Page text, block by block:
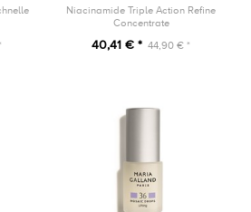
Niacinamide Triple Action Refine
Concentrate
40,41 € * 44,90 € *